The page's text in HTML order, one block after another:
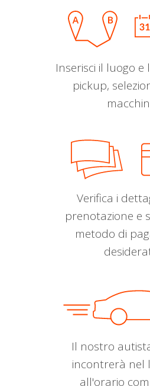
Inserisci il luogo
pickup,
Verifica i
prenotazione e
metodo di
Il nostro
incontrerà nel
all'orario